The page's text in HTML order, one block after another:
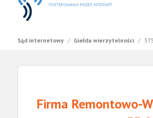
Sąd internetowy / Giełda wierzytelności /
Firma Remontowo-